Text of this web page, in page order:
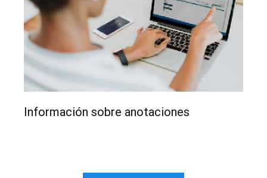
Información sobre anotaciones